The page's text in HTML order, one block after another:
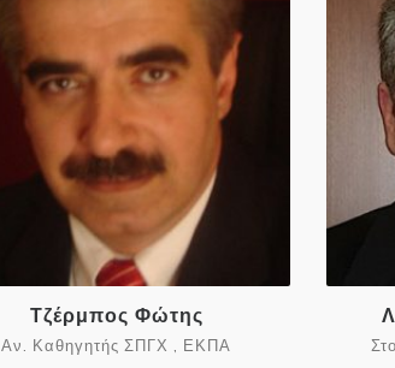
Τζέρμπος Φώτης
Αν. Καθηγητής ΣΠΓΧ , ΕΚΠΑ